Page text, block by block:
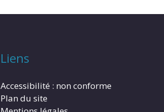
Liens
Accessibilité : non conforme
Plan du site